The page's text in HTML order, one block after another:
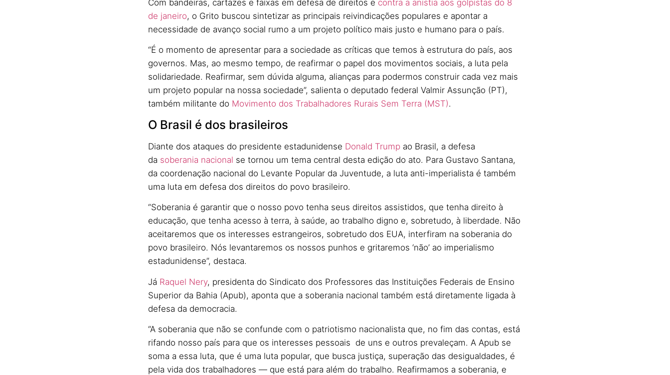
Com bandeiras, cartazes e faixas em defesa de direitos e contra a anistia aos golpistas do 8
de janeiro, o Grito buscou sintetizar as principais reivindicações populares e apontar a
necessidade de avanço social rumo a um projeto político mais justo e humano para o país.
“É o momento de apresentar para a sociedade as críticas que temos à estrutura do país, aos
governos. Mas, ao mesmo tempo, de reafirmar o papel dos movimentos sociais, a luta pela
solidariedade. Reafirmar, sem dúvida alguma, alianças para podermos construir cada vez mais
um projeto popular na nossa sociedade”, salienta o deputado federal Valmir Assunção (PT),
também militante do Movimento dos Trabalhadores Rurais Sem Terra (MST).
O Brasil é dos brasileiros
Diante dos ataques do presidente estadunidense Donald Trump ao Brasil, a defesa
da soberania nacional se tornou um tema central desta edição do ato. Para Gustavo Santana,
da coordenação nacional do Levante Popular da Juventude, a luta anti-imperialista é também
uma luta em defesa dos direitos do povo brasileiro.
“Soberania é garantir que o nosso povo tenha seus direitos assistidos, que tenha direito à
educação, que tenha acesso à terra, à saúde, ao trabalho digno e, sobretudo, à liberdade. Não
aceitaremos que os interesses estrangeiros, sobretudo dos EUA, interfiram na soberania do
povo brasileiro. Nós levantaremos os nossos punhos e gritaremos ‘não’ ao imperialismo
estadunidense”, destaca.
Já Raquel Nery, presidenta do Sindicato dos Professores das Instituições Federais de Ensino
Superior da Bahia (Apub), aponta que a soberania nacional também está diretamente ligada à
defesa da democracia.
“A soberania que não se confunde com o patriotismo nacionalista que, no fim das contas, está
rifando nosso país para que os interesses pessoais de uns e outros prevaleçam. A Apub se
soma a essa luta, que é uma luta popular, que busca justiça, superação das desigualdades, é
pela vida dos trabalhadores — que está para além do trabalho. Reafirmamos a soberania, e